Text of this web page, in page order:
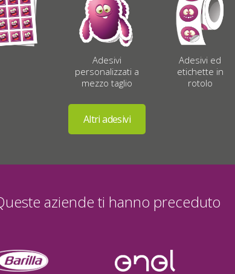
Adesivi
personalizzati a
mezzo taglio
Adesivi ed
etichette in
rotolo
aziende ti hanno preceduto